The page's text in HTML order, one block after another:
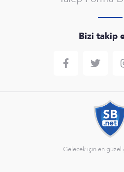
Bizi takip
Gelecek için en